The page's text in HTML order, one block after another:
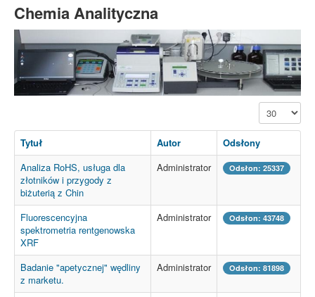
Chemia Analityczna
Pokaż #
Tytuł Autor
Odsłony
Analiza RoHS, usługa dla
złotników i przygody z
biżuterią z Chin
Administrator Odsłon: 25337
Fluorescencyjna
spektrometria rentgenowska
XRF
Administrator Odsłon: 43748
Badanie "apetycznej" wędliny
z marketu.
Administrator Odsłon: 81898